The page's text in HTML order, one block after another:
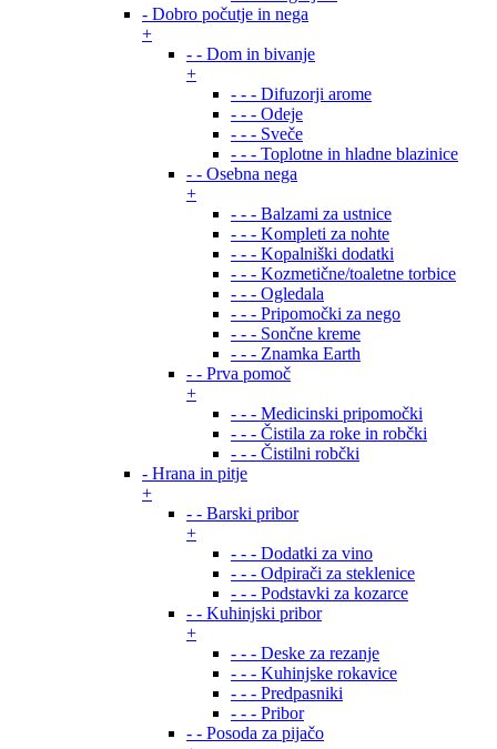
- Dobro počutje in nega
+
- - Dom in bivanje
+
- - - Difuzorji arome
- - - Odeje
- - - Sveče
- - - Toplotne in hladne blazinice
- - Osebna nega
+
- - - Balzami za ustnice
- - - Kompleti za nohte
- - - Kopalniški dodatki
- - - Kozmetične/toaletne torbice
- - - Ogledala
- - - Pripomočki za nego
- - - Sončne kreme
- - - Znamka Earth
- - Prva pomoč
+
- - - Medicinski pripomočki
- - - Čistila za roke in robčki
- - - Čistilni robčki
- Hrana in pitje
+
- - Barski pribor
+
- - - Dodatki za vino
- - - Odpirači za steklenice
- - - Podstavki za kozarce
- - Kuhinjski pribor
+
- - - Deske za rezanje
- - - Kuhinjske rokavice
- - - Predpasniki
- - - Pribor
- - Posoda za pijačo